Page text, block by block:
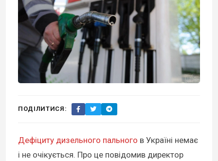
ПОДІЛИТИСЯ:
Дефіциту дизельного пального в Україні немає
і не очікується. Про це повідомив директор